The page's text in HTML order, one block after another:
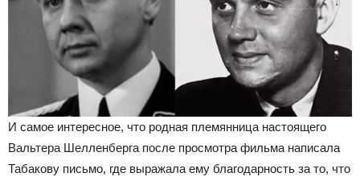
И самое интересное, что родная племянница настоящего
Вальтера Шелленберга после просмотра фильма написала
Табакову письмо, где выражала ему благодарность за то, что